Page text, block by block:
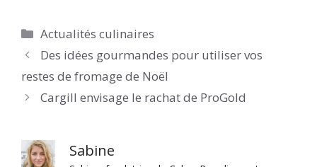
Catégories
Actualités culinaires
Des idées gourmandes pour utiliser vos
restes de fromage de Noël
Cargill envisage le rachat de ProGold
Sabine